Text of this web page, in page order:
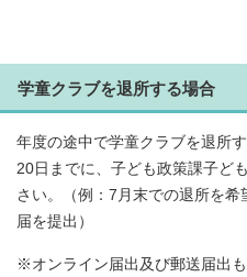
学童クラブを退所する場合
年度の途中で学童クラブを退所
20日までに、子ども政策課子ど
さい。（例：7月末での退所を
届を提出）
※オンライン届出及び郵送届出